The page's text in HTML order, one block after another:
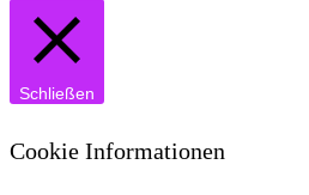
Schließen
Cookie Informationen